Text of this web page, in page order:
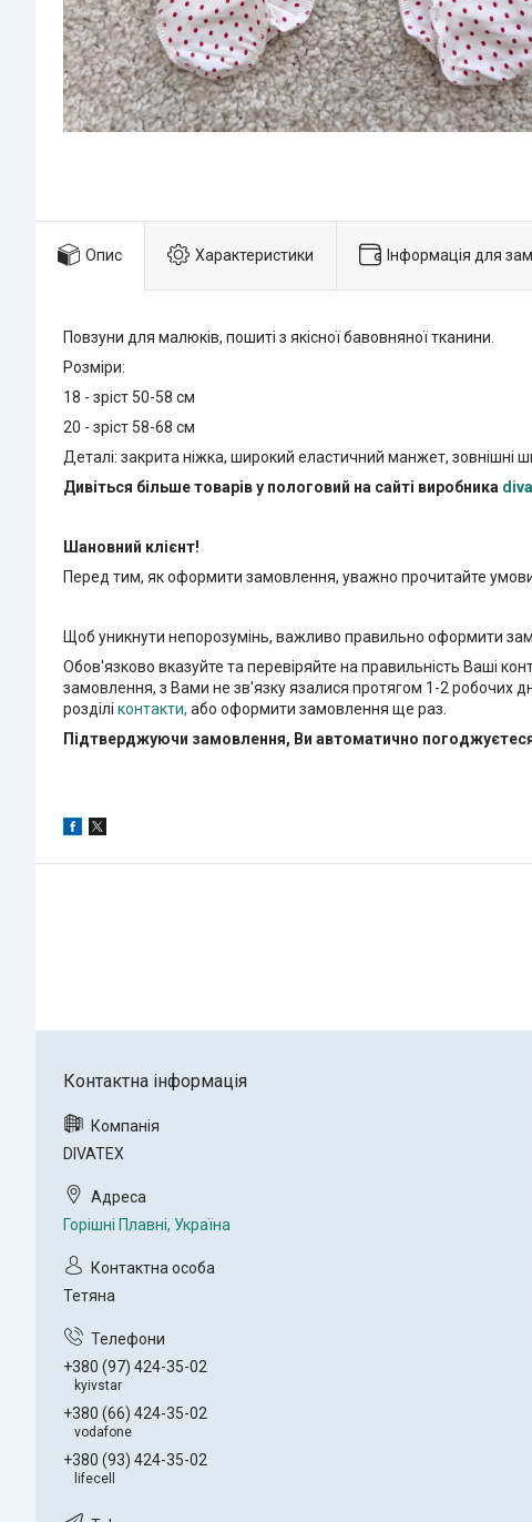
Опис Характеристики Інформація для
Повзуни для малюків, пошиті з якісної бавовняної тканини.
Розміри:
18 - зріст 50-58 см
20 - зріст 58-68 см
Деталі: закрита ніжка, широкий еластичний манжет, зовнішні
Дивіться більше товарів у пологовий на сайті виробника
Шановний клієнт!
Перед тим, як оформити замовлення, уважно прочитайте
Щоб уникнути непорозумінь, важливо правильно оформити
Обов'язково вказуйте та перевіряйте на правильність Ваші
замовлення, з Вами не зв'язку язалися протягом 1-2 робочих
розділі контакти, або оформити замовлення ще раз.
Підтверджуючи замовлення, Ви автоматично
DIVATEX
Горішні Плавні, Україна
Тетяна
+380 (97) 424-35-02
kyivstar
+380 (66) 424-35-02
vodafone
+380 (93) 424-35-02
lifecell